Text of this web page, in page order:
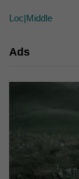
Loc|Middle
Ads